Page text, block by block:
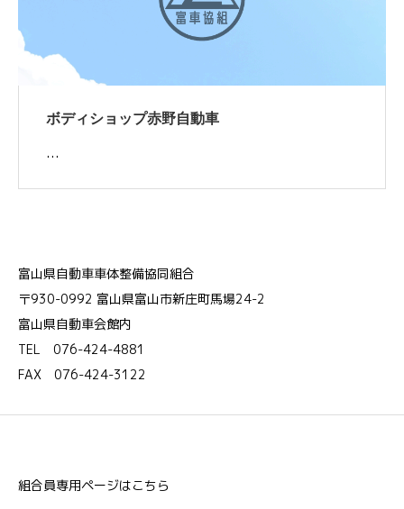
ボディショップ赤野自動車
…
富山県自動車車体整備協同組合
〒930-0992 富山県富山市新庄町馬場24-2
富山県自動車会館内
TEL 076-424-4881
FAX 076-424-3122
組合員専用ページはこちら